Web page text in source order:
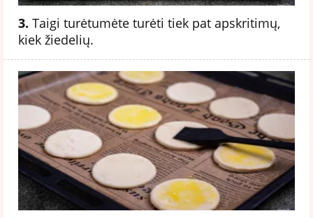
3. Taigi turėtumėte turėti tiek pat apskritimų,
kiek žiedelių.